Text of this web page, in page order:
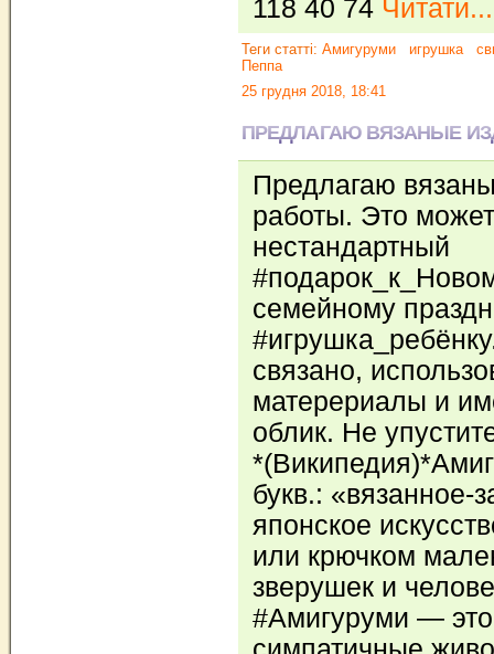
118 40 74 Читати...
Теги статті: Амигуруми игрушка
Пеппа
25 грудня 2018, 18:41
ПРЕДЛАГАЮ ВЯЗАНЫЕ
Предлагаю
работы. Это
нестандартный
семейному
связано,
матерериалы и
облик. Не
букв.: «вязанное-
японское
или крючком
зверушек и
#Амигуруми —